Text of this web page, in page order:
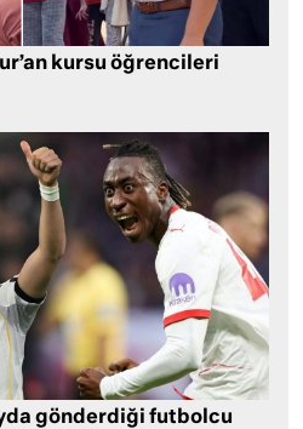
kursu öğrencileri
gönderdiği futbolcu